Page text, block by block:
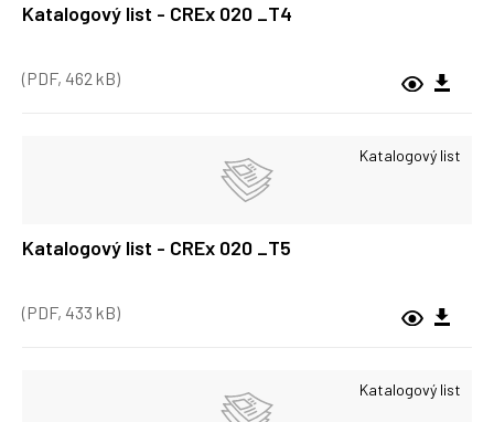
Katalogový list - CREx 020 _T4
(PDF, 462 kB)
Katalogový list
Katalogový list - CREx 020 _T5
(PDF, 433 kB)
Katalogový list